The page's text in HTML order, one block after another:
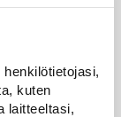
kuten
laitteeltasi,